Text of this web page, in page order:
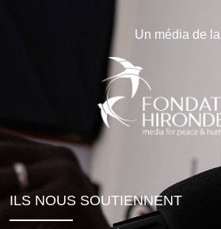
Un média de la
ILS NOUS SOUTIENNENT